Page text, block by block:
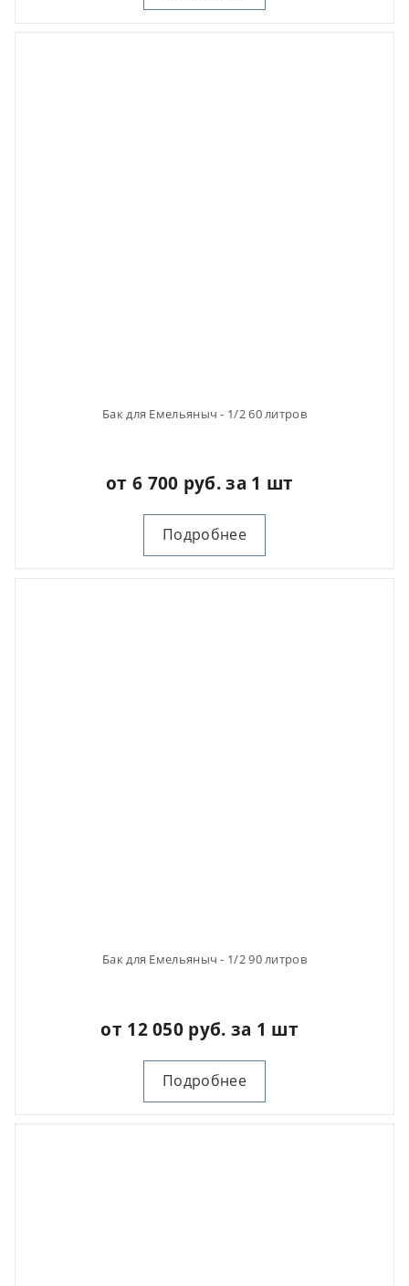
Бак для Емельяныч - 1/2 60 литров
от 6 700 руб. за 1 шт
Подробнее
Бак для Емельяныч - 1/2 90 литров
от 12 050 руб. за 1 шт
Подробнее